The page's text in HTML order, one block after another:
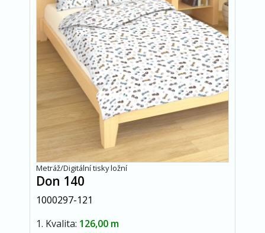
Metráž/Digitální tisky ložní
Don 140
1000297-121
1. Kvalita: 126,00 m